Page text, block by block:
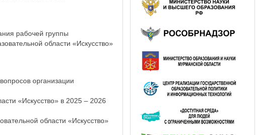
рабочей группы
области «Искусство»
организации
«Искусство» в 2025 – 2026
области «Искусство»